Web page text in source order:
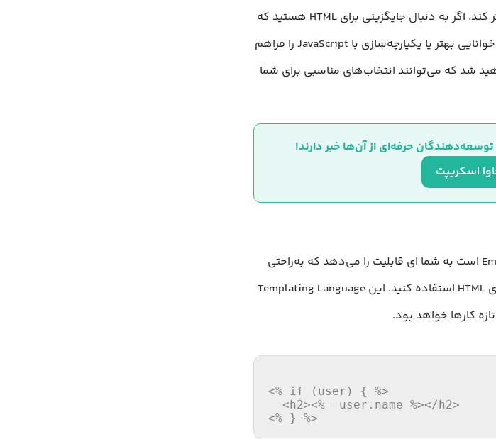
افزایش دهد و ساختار پروژه‌ها را منظم‌تر کند. اگر به دنبال جایگزینی برای HTML هستید که
قابلیت‌هایی مانند استفاده مجدد از کد، خوانایی بهتر یا یکپارچه‌سازی با JavaScript را فراهم
آشنا خواهید شد که می‌توانند انتخاب‌های مناسبی برای شما
اسکریپت
که مختصر شده‌ Embedded JavaScript است به شما ای قابلیت را می‌دهد که به‌راحتی
کدهای JavaScript خود را در میان کدهای HTML استفاده کنید. این Templating Language
کارها خواهد بود.
<% if (user) { %>
  <h2><%= user.name %></h2>
<% } %>